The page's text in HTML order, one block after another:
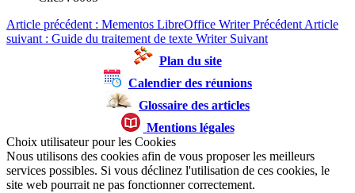
Article précédent : Mementos LibreOffice WriterPrécédent Article
suivant : Guide du traitement de texte Writer Suivant
Plan du site
Calendier des réunions
Glossaire des articles
Mentions légales
Choix utilisateur pour les Cookies
Nous utilisons des cookies afin de vous proposer les meilleurs
services possibles. Si vous déclinez l'utilisation de ces cookies, le
site web pourrait ne pas fonctionner correctement.